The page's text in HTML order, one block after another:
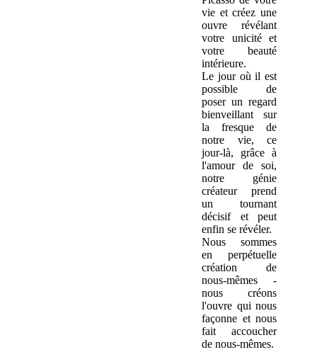
vie et créez une
ouvre révélant
votre unicité et
votre beauté
intérieure.
Le jour où il est
possible de
poser un regard
bienveillant sur
la fresque de
notre vie, ce
jour-là, grâce à
l'amour de soi,
notre génie
créateur prend
un tournant
décisif et peut
enfin se révéler.
Nous sommes
en perpétuelle
création de
nous-mêmes -
nous créons
l'ouvre qui nous
façonne et nous
fait accoucher
de nous-mêmes.